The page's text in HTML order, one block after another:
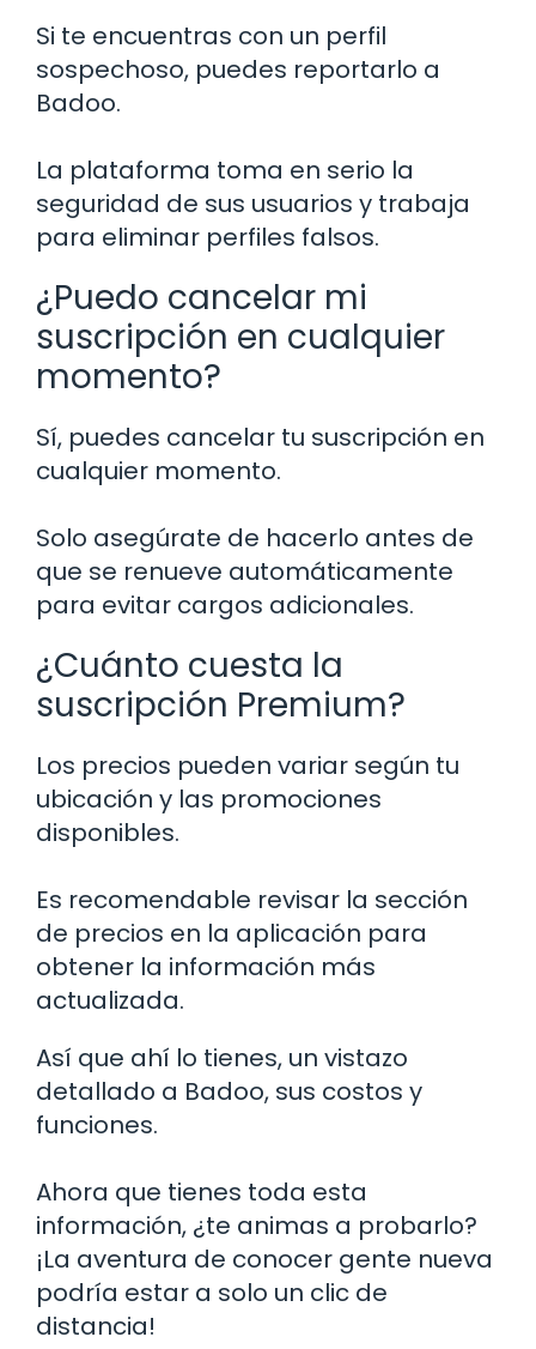
Si te encuentras con un perfil
sospechoso, puedes reportarlo a
Badoo.
La plataforma toma en serio la
seguridad de sus usuarios y trabaja
para eliminar perfiles falsos.
¿Puedo cancelar mi
suscripción en cualquier
momento?
Sí, puedes cancelar tu suscripción en
cualquier momento.
Solo asegúrate de hacerlo antes de
que se renueve automáticamente
para evitar cargos adicionales.
¿Cuánto cuesta la
suscripción Premium?
Los precios pueden variar según tu
ubicación y las promociones
disponibles.
Es recomendable revisar la sección
de precios en la aplicación para
obtener la información más
actualizada.
Así que ahí lo tienes, un vistazo
detallado a Badoo, sus costos y
funciones.
Ahora que tienes toda esta
información, ¿te animas a probarlo?
¡La aventura de conocer gente nueva
podría estar a solo un clic de
distancia!